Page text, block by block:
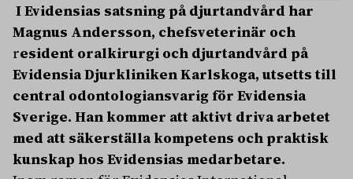
I Evidensias satsning på djurtandvård har
Magnus Andersson, chefsveterinär och
resident oralkirurgi och djurtandvård på
Evidensia Djurkliniken Karlskoga, utsetts till
central odontologiansvarig för Evidensia
Sverige. Han kommer att aktivt driva arbetet
med att säkerställa kompetens och praktisk
kunskap hos Evidensias medarbetare.